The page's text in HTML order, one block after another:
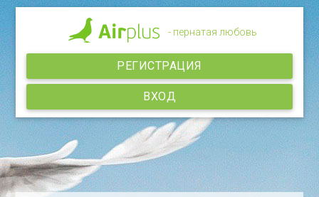
- пернатая любовь
ВХОД
РЕГИСТРАЦИЯ